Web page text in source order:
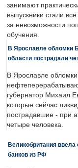
занимают
выпускники стали
за невозможности
обучения.
В Ярославле обломки
области пострадали
В Ярославле
губернатор Михаил
которые сейчас
пострадавшие - при
четыре человека.
Великобритания ввела
банков из РФ